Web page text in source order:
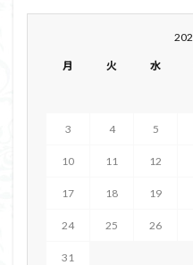
月 火 水
3 4 5
10 11 12
17 18 19
24 25 26
31